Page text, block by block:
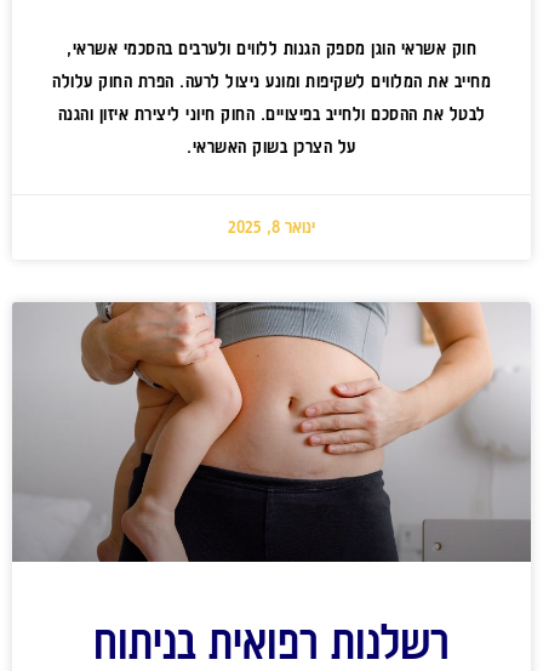
חוק אשראי הוגן מספק הגנות ללווים ולערבים בהסכמי אשראי,
מחייב את המלווים לשקיפות ומונע ניצול לרעה. הפרת החוק עלולה
לבטל את ההסכם ולחייב בפיצויים. החוק חיוני ליצירת איזון והגנה
על הצרכן בשוק האשראי.
ינואר 8, 2025
רשלנות רפואית בניתוח